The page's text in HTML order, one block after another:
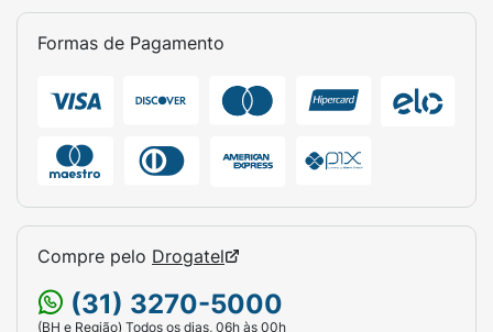
Formas de Pagamento
Compre pelo Drogatel
(31) 3270-5000
(BH e Região) Todos os dias, 06h às 00h